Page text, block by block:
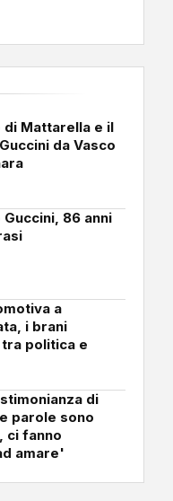
di Mattarella e il
da Vasco
86 anni
a
i brani
politica e
di
parole sono
ci fanno
amare'